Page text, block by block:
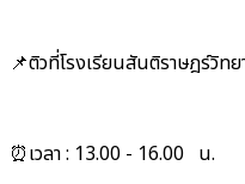
📌ติวที่โรงเรียนสันติราษฎร์วิท
⏰เวลา : 13.00 - 16.00 น.